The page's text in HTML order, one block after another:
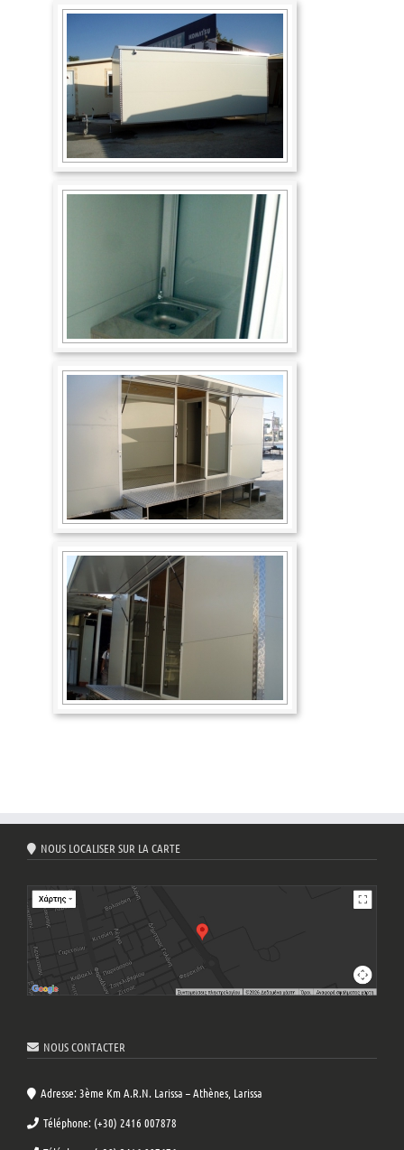
NOUS LOCALISER SUR LA CARTE
NOUS CONTACTER
Adresse: 3ème Km A.R.N. Larissa – Athènes, Larissa
Téléphone: (+30) 2416 007878